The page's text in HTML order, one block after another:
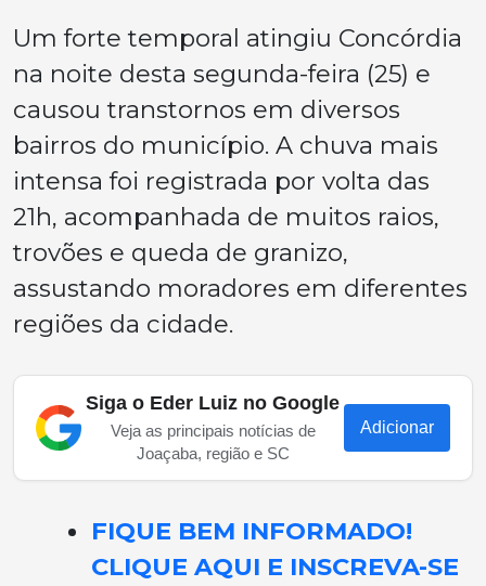
Um forte temporal atingiu Concórdia
na noite desta segunda-feira (25) e
causou transtornos em diversos
bairros do município. A chuva mais
intensa foi registrada por volta das
21h, acompanhada de muitos raios,
trovões e queda de granizo,
assustando moradores em diferentes
regiões da cidade.
Siga o Eder Luiz no Google
Veja as principais notícias de
Joaçaba, região e SC
Adicionar
FIQUE BEM INFORMADO!
CLIQUE AQUI E INSCREVA-SE